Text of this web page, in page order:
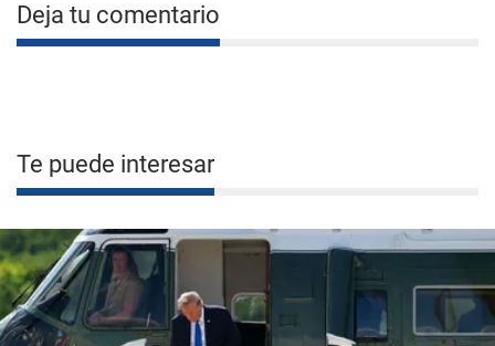
Deja tu comentario
Te puede interesar